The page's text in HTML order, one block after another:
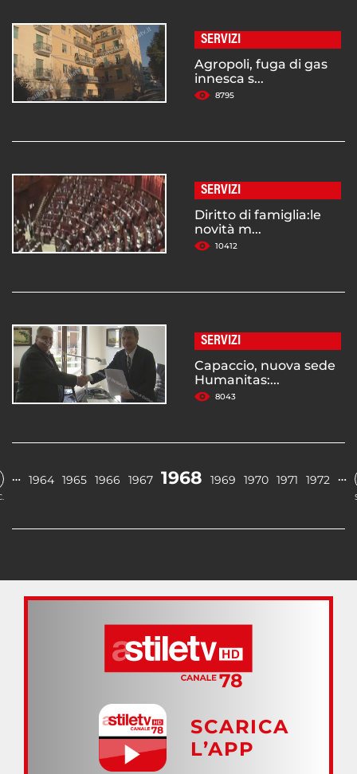
SERVIZI
Agropoli, fuga di gas
innesca s...
8795
SERVIZI
Diritto di famiglia:le
novità m...
10412
SERVIZI
Capaccio, nuova sede
Humanitas:...
8043
… 1964 1965 1966 1967 1968 1969 1970 1971 1972 …
SCARICA
L’APP